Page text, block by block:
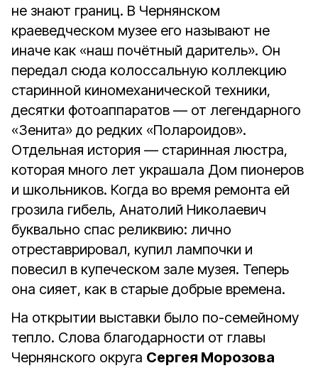
не знают границ. В Чернянском
краеведческом музее его называют не
иначе как «наш почётный даритель». Он
передал сюда колоссальную коллекцию
старинной киномеханической техники,
десятки фотоаппаратов — от легендарного
«Зенита» до редких «Полароидов».
Отдельная история — старинная люстра,
которая много лет украшала Дом пионеров
и школьников. Когда во время ремонта ей
грозила гибель, Анатолий Николаевич
буквально спас реликвию: лично
отреставрировал, купил лампочки и
повесил в купеческом зале музея. Теперь
она сияет, как в старые добрые времена.
На открытии выставки было по-семейному
тепло. Слова благодарности от главы
Чернянского округа Сергея Морозова